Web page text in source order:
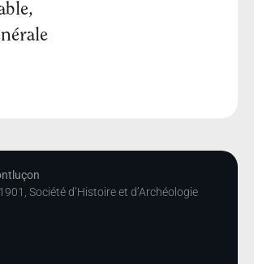
Société d’Histoire et d’Archéologie